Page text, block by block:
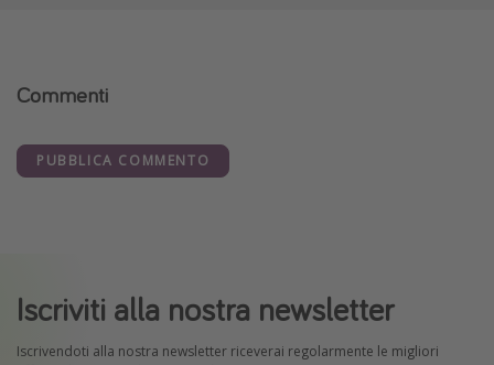
Commenti
PUBBLICA COMMENTO
Iscriviti alla nostra newsletter
Iscrivendoti alla nostra newsletter riceverai regolarmente le migliori